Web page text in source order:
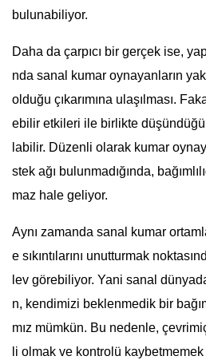
bulunabiliyor.
Daha da çarpıcı bir gerçek ise,
nda sanal kumar oynayanların
olduğu çıkarımına ulaşılması.
ebilir etkileri ile birlikte
labilir. Düzenli olarak kumar
stek ağı bulunmadığında,
maz hale geliyor.
Aynı zamanda sanal kumar
e sıkıntılarını unutturmak
lev görebiliyor. Yani sanal
n, kendimizi beklenmedik bir
mız mümkün. Bu nedenle,
li olmak ve kontrolü kaybetmemek